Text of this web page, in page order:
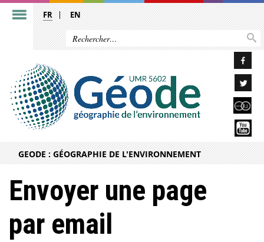
FR EN
GEODE : GÉOGRAPHIE DE L'ENVIRONNEMENT
Envoyer une page
par email